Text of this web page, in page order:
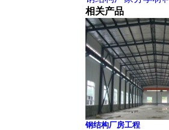
相关产品
钢结构厂房工程